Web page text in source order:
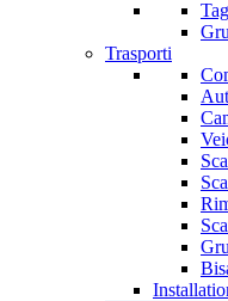
Trasporti